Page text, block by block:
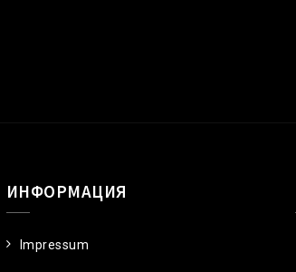
ИНФОРМАЦИЯ
Impressum